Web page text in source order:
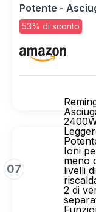
Potente -
e Diffusore per
e ventola, On
53% di sconto
07
Ioni
meno
livelli di
2 di